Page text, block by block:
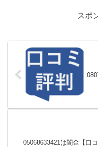
スポ
05068633421は闇金【口コ